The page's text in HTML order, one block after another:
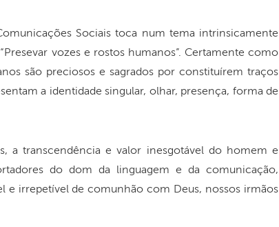
Sociais toca num tema intrinsicamente
vozes e rostos humanos”. Certamente como
são preciosos e sagrados por constituírem traços
a identidade singular, olhar, presença, forma de
a transcendência e valor inesgotável do homem e
do dom da linguagem e da comunicação,
e irrepetível de comunhão com Deus, nossos irmãos